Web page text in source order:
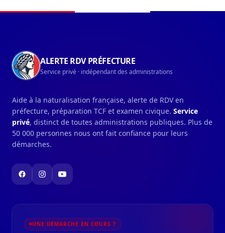
ALERTE RDV PRÉFECTURE
Service privé · indépendant des administrations
Aide à la naturalisation française, alerte de RDV en
préfecture, préparation TCF et examen civique. Service
privé, distinct de toutes administrations publiques. Plus de
50 000 personnes nous ont fait confiance pour leurs
démarches.
UNE DÉMARCHE EN COURS ?